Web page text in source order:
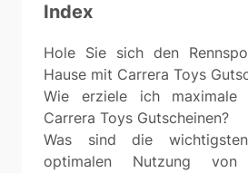
Index
Hole Sie sich den
Hause mit Carrera Toys
Wie erziele ich maximale
Carrera Toys Gutscheinen?
Was sind die
optimalen Nutzung